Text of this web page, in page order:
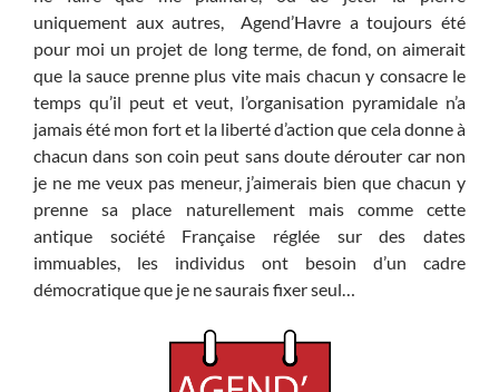
uniquement aux autres, Agend’Havre a toujours été
pour moi un projet de long terme, de fond, on aimerait
que la sauce prenne plus vite mais chacun y consacre le
temps qu’il peut et veut, l’organisation pyramidale n’a
jamais été mon fort et la liberté d’action que cela donne à
chacun dans son coin peut sans doute dérouter car non
je ne me veux pas meneur, j’aimerais bien que chacun y
prenne sa place naturellement mais comme cette
antique société Française réglée sur des dates
immuables, les individus ont besoin d’un cadre
démocratique que je ne saurais fixer seul…